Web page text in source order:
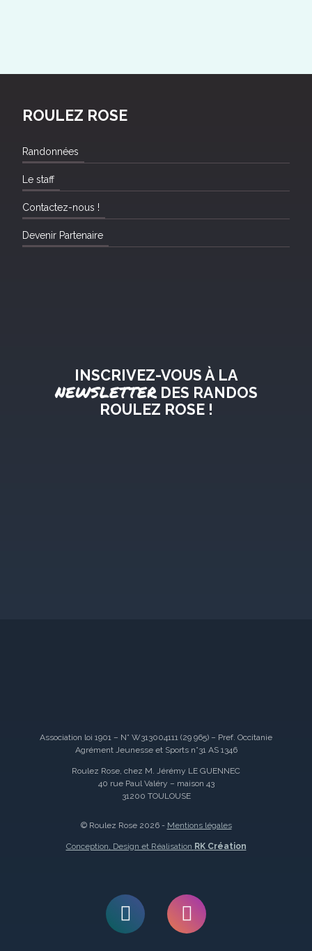
ROULEZ ROSE
Randonnées
Le staff
Contactez-nous !
Devenir Partenaire
INSCRIVEZ-VOUS À LA
NEWSLETTERDES RANDOS
ROULEZ ROSE !
Association loi 1901 – N° W313004111 (29 965) – Pref. Occitanie
Agrément Jeunesse et Sports n°31 AS 1346
Roulez Rose, chez M. Jérémy LE GUENNEC
40 rue Paul Valéry – maison 43
31200 TOULOUSE
© Roulez Rose 2026 - Mentions légales
Conception, Design et Réalisation RK Création